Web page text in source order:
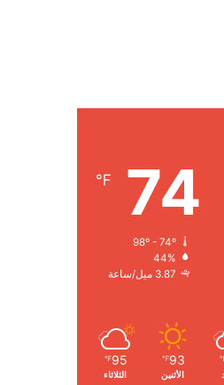
74
℉
98º - 74º
44%
3.87 ميل/ساعة
93
℉
الأثنين
95
℉
الثلاثاء